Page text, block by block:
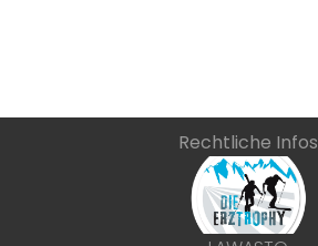
Rechtliche Infos